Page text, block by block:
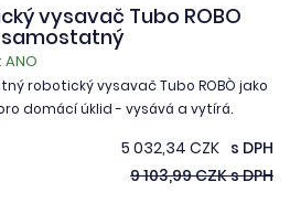
vysavač Tubo ROBO
samostatný
robotický vysavač Tubo ROBÒ jako
domácí úklid - vysává a vytírá.
5 032,34 CZK s DPH
9 103,99 CZK s DPH